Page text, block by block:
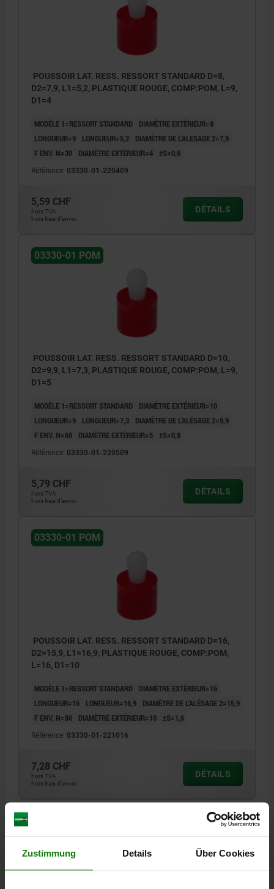
Zustimmung Details Über Cookies
POUSSOIR LAT. RESS. RESSORT STANDARD D=8,
D2=7,9, L1=5,2, PLASTIQUE ROUGE, COMP:POM, L=9,
D1=4
MODÈLE 1=RESSORT STANDARD
DIAMÈTRE EXTÉRIEUR=8
LONGUEUR=9
LONGUEUR=5,2
DIAMÈTRE DE L'ALÉSAGE 2=7,9
F ENV. N=30
DIAMÈTRE EXTÉRIEUR=4 ±S=0,6
Référence: 03330-01-220409
5,59 CHF
hors TVA
hors frais d’envoi
DÉTAILS
03330-01 POM
POUSSOIR LAT. RESS. RESSORT STANDARD D=10,
D2=9,9, L1=7,3, PLASTIQUE ROUGE, COMP:POM, L=9,
D1=5
MODÈLE 1=RESSORT STANDARD
DIAMÈTRE EXTÉRIEUR=10
LONGUEUR=9
LONGUEUR=7,3
DIAMÈTRE DE L'ALÉSAGE 2=9,9
F ENV. N=60
DIAMÈTRE EXTÉRIEUR=5 ±S=0,8
Référence: 03330-01-220509
5,79 CHF
hors TVA
hors frais d’envoi
DÉTAILS
03330-01 POM
POUSSOIR LAT. RESS. RESSORT STANDARD D=16,
D2=15,9, L1=16,9, PLASTIQUE ROUGE, COMP:POM,
L=16, D1=10
MODÈLE 1=RESSORT STANDARD
DIAMÈTRE EXTÉRIEUR=16
LONGUEUR=16
LONGUEUR=16,9
DIAMÈTRE DE L'ALÉSAGE 2=15,9
F ENV. N=80
DIAMÈTRE EXTÉRIEUR=10 ±S=1,6
Référence: 03330-01-221016
7,28 CHF
hors TVA
hors frais d’envoi
DÉTAILS